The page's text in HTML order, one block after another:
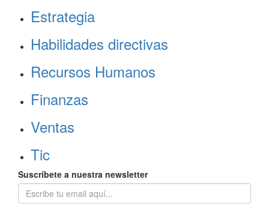
Estrategia
Habilidades directivas
Recursos Humanos
Finanzas
Ventas
Tic
Suscríbete a nuestra newsletter